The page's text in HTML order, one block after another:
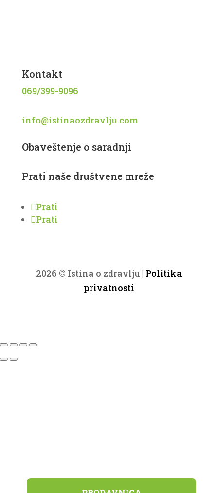
Kontakt
069/399-9096
info@istinaozdravlju.com
Obaveštenje o saradnji
Prati naše društvene mreže
Prati
Prati
2026 © Istina o zdravlju | Politika
privatnosti